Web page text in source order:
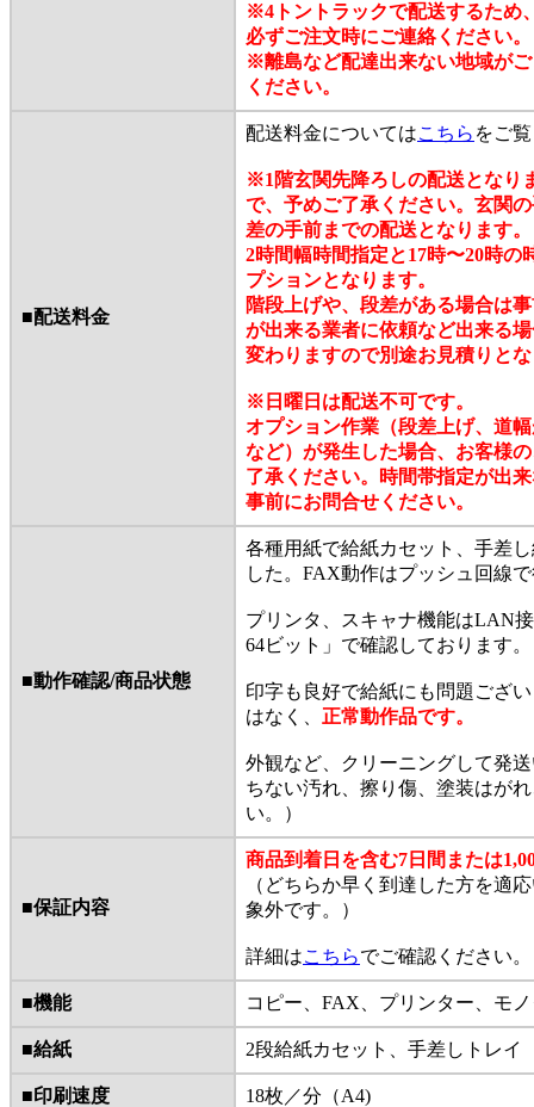
※4トントラックで配送するため
必ずご注文時にご連絡ください。
※離島など配達出来ない地域が
ください。
■配送料金
配送料金についてはこちら をご
※1階玄関先降ろしの配送となり
で、予めご了承ください。玄関
差の手前までの配送となります。
2時間幅時間指定と17時〜20時
プションとなります。
階段上げや、段差がある場合は
が出来る業者に依頼など出来る
変わりますので別途お見積りと
※日曜日は配送不可です。
オプション作業（段差上げ、道
など）が発生した場合、お客様
了承ください。時間帯指定が出
事前にお問合せください。
■動作確認/商品状態
各種用紙で給紙カセット、手差
した。FAX動作はプッシュ回線
プリンタ、スキャナ機能はLAN接
64ビット」で確認しております。
印字も良好で給紙にも問題ござ
はなく、 正常動作品です。
外観など、クリーニングして発
ちない汚れ、擦り傷、塗装はが
い。）
■保証内容
商品到着日を含む7日間または
（どちらか早く到達した方を適
象外です。）
詳細はこちらでご確認ください。
■機能 コピー、FAX、プリンター、モ
■給紙 2段給紙カセット、手差しトレイ
■印刷速度 18枚／分（A4)